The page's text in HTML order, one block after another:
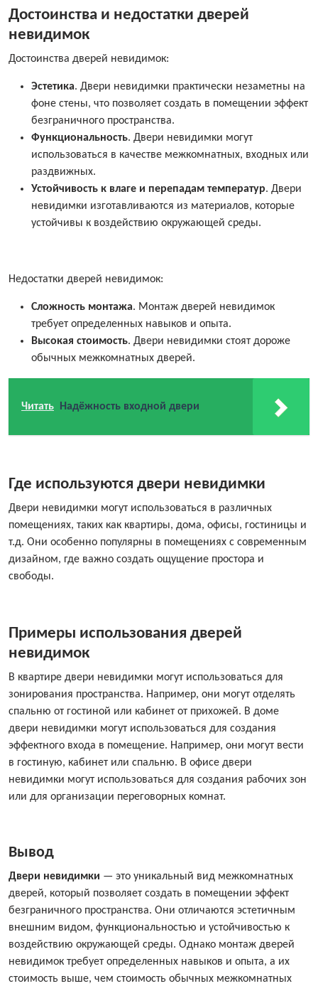
Достоинства и недостатки дверей
невидимок
Достоинства дверей невидимок:
Эстетика. Двери невидимки практически незаметны на
фоне стены, что позволяет создать в помещении эффект
безграничного пространства.
Функциональность. Двери невидимки могут
использоваться в качестве межкомнатных, входных или
раздвижных.
Устойчивость к влаге и перепадам температур. Двери
невидимки изготавливаются из материалов, которые
устойчивы к воздействию окружающей среды.
Недостатки дверей невидимок:
Сложность монтажа. Монтаж дверей невидимок
требует определенных навыков и опыта.
Высокая стоимость. Двери невидимки стоят дороже
обычных межкомнатных дверей.
Читать Надёжность входной двери
Где используются двери невидимки
Двери невидимки могут использоваться в различных
помещениях, таких как квартиры, дома, офисы, гостиницы и
т.д. Они особенно популярны в помещениях с современным
дизайном, где важно создать ощущение простора и
свободы.
Примеры использования дверей
невидимок
В квартире двери невидимки могут использоваться для
зонирования пространства. Например, они могут отделять
спальню от гостиной или кабинет от прихожей. В доме
двери невидимки могут использоваться для создания
эффектного входа в помещение. Например, они могут вести
в гостиную, кабинет или спальню. В офисе двери
невидимки могут использоваться для создания рабочих зон
или для организации переговорных комнат.
Вывод
Двери невидимки — это уникальный вид межкомнатных
дверей, который позволяет создать в помещении эффект
безграничного пространства. Они отличаются эстетичным
внешним видом, функциональностью и устойчивостью к
воздействию окружающей среды. Однако монтаж дверей
невидимок требует определенных навыков и опыта, а их
стоимость выше, чем стоимость обычных межкомнатных